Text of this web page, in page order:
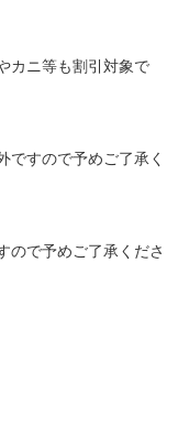
カニ等も割引対象で
ですので予めご了承く
ので予めご了承くださ